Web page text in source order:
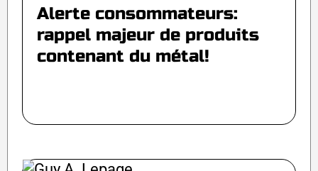
Alerte consommateurs:
rappel majeur de produits
contenant du métal!